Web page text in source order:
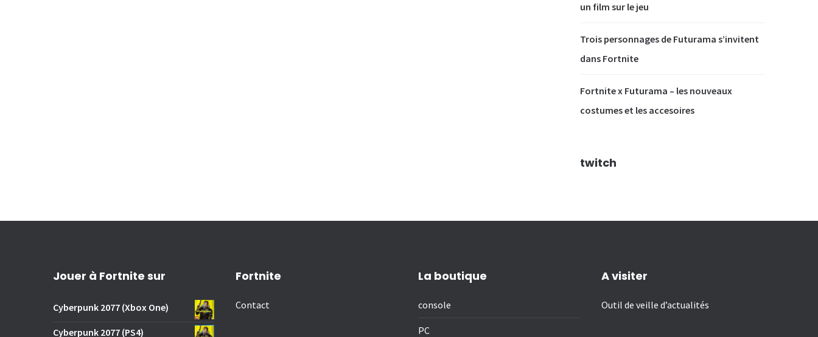
un film sur le jeu
Trois personnages de Futurama s’invitent
dans Fortnite
Fortnite x Futurama – les nouveaux
costumes et les accesoires
twitch
Jouer à Fortnite sur
Cyberpunk 2077 (Xbox One)
Cyberpunk 2077 (PS4)
Fortnite
Contact
La boutique
console
PC
A visiter
Outil de veille d’actualités